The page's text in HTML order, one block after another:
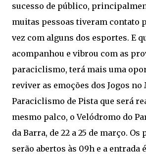
sucesso de público,
muitas pessoas tiveram contato
vez com alguns dos esportes. E
acompanhou e vibrou com as
paraciclismo, terá mais uma
reviver as emoções dos Jogos no
Paraciclismo de Pista que será
mesmo palco, o Velódromo do
da Barra, de 22 a 25 de março.
serão abertos às 09h e a entrada